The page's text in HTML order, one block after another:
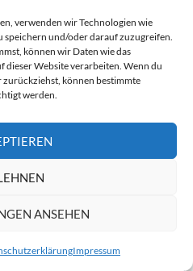
verwenden wir Technologien wie
speichern und/oder darauf zuzugreifen.
können wir Daten wie das
dieser Website verarbeiten. Wenn du
können bestimmte
werden.
ANSEHEN
Impressum
HINTERLASSEN
FRANCISCO